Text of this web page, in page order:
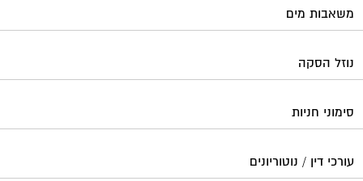
משאבות מים
נוזל הסקה
סימוני חניות
עורכי דין / נוטוריונים